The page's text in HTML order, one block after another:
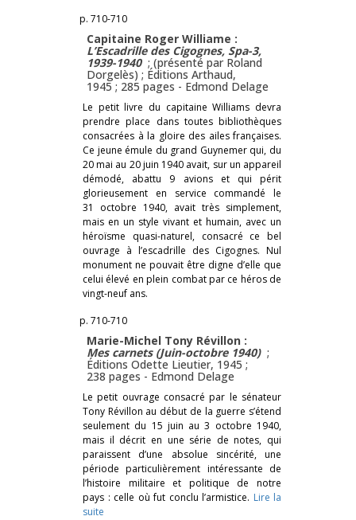
p. 710-710
Capitaine Roger Williame :
L’Escadrille des Cigognes, Spa-3,
1939-1940 ; (présenté par Roland
Dorgelès) ; Éditions Arthaud,
1945 ; 285 pages - Edmond Delage
Le petit livre du capitaine Williams devra
prendre place dans toutes bibliothèques
consacrées à la gloire des ailes françaises.
Ce jeune émule du grand Guynemer qui, du
20 mai au 20 juin 1940 avait, sur un appareil
démodé, abattu 9 avions et qui périt
glorieusement en service commandé le
31 octobre 1940, avait très simplement,
mais en un style vivant et humain, avec un
héroïsme quasi-naturel, consacré ce bel
ouvrage à l’escadrille des Cigognes. Nul
monument ne pouvait être digne d’elle que
celui élevé en plein combat par ce héros de
vingt-neuf ans.
p. 710-710
Marie-Michel Tony Révillon :
Mes carnets (Juin-octobre 1940) ;
Éditions Odette Lieutier, 1945 ;
238 pages - Edmond Delage
Le petit ouvrage consacré par le sénateur
Tony Révillon au début de la guerre s’étend
seulement du 15 juin au 3 octobre 1940,
mais il décrit en une série de notes, qui
paraissent d’une absolue sincérité, une
période particulièrement intéressante de
l’histoire militaire et politique de notre
pays : celle où fut conclu l’armistice. Lire la
suite